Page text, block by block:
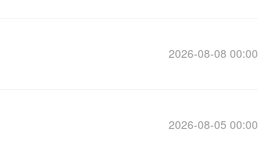
2026-08-08 00:00
2026-08-05 00:00